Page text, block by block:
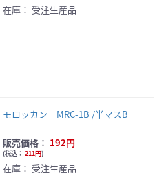
在庫： 受注生産品
モロッカン MRC-1B /半マスB
販売価格： 192円
(税込： 211円)
在庫： 受注生産品